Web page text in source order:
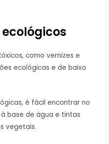
como vernizes e
ecológicas e de baixo
é fácil encontrar no
base de água e tintas
vegetais.